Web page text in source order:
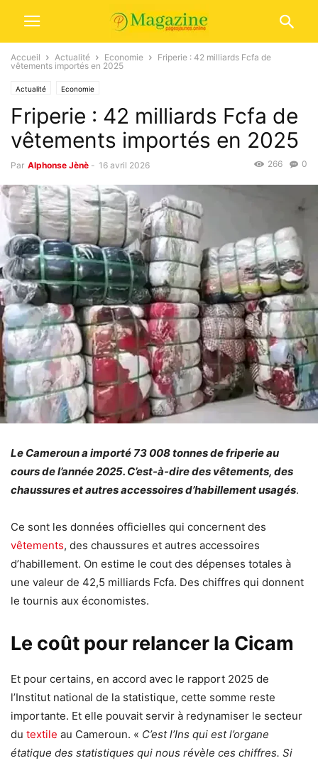
Accueil Actualité Economie
Friperie : 42 milliards Fcfa de
vêtements importés en 2025
Actualité Economie
Friperie : 42 milliards Fcfa de
vêtements importés en 2025
Par Alphonse Jènè - 16 avril 2026 0
266
Le Cameroun a importé 73 008 tonnes de friperie au
cours de l’année 2025. C’est-à-dire des vêtements, des
chaussures et autres accessoires d’habillement usagés.
Ce sont les données officielles qui concernent des
vêtements, des chaussures et autres accessoires
d’habillement. On estime le cout des dépenses totales à
une valeur de 42,5 milliards Fcfa. Des chiffres qui donnent
le tournis aux économistes.
Le coût pour relancer la Cicam
Et pour certains, en accord avec le rapport 2025 de
l’Institut national de la statistique, cette somme reste
importante. Et elle pouvait servir à redynamiser le secteur
du textile au Cameroun. « C’est l’Ins qui est l’organe
étatique des statistiques qui nous révèle ces chiffres. Si